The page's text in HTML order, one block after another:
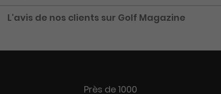
L'avis de nos clients sur Golf Magazine
Près de 1000